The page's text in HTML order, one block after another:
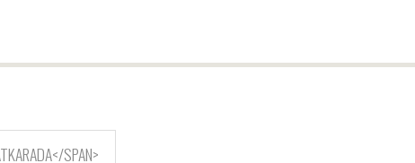
SPAN>